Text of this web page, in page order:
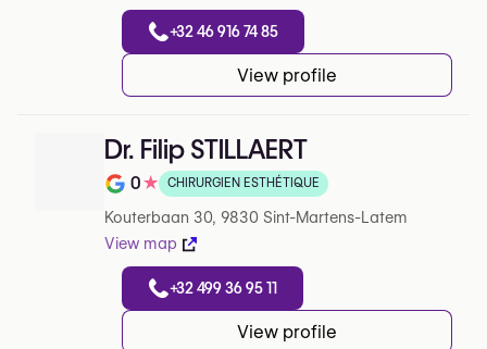
+32 46 916 74 85
View profile
Dr. Filip STILLAERT
Note de 0 sur 5 sur Google
0★ CHIRURGIEN ESTHÉTIQUE
Kouterbaan 30, 9830 Sint-Martens-Latem
View map
+32 499 36 95 11
View profile